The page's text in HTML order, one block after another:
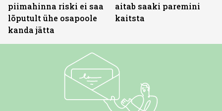
piimahinna riski ei saa
lõputult ühe osapoole
kanda jätta
aitab saaki paremini
kaitsta